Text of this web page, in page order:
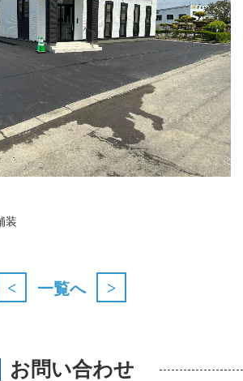
装
< 一覧へ >
お問い合わせ